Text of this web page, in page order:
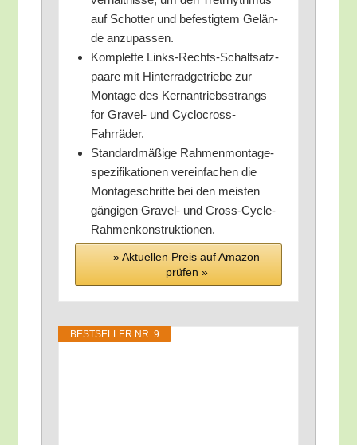
auf Schot­ter und befes­tig­tem Gelän­
de anzupassen.
Kom­plet­te Links-Rechts-Schalt­satz­
paa­re mit Hin­ter­rad­ge­trie­be zur
Mon­ta­ge des Kern­an­triebs­strangs
for Gra­vel- und Cyclocross-
Fahrräder.
Stan­dard­mä­ßi­ge Rah­men­mon­ta­ge­
spe­zi­fi­ka­tio­nen ver­ein­fa­chen die
Mon­ta­ge­schrit­te bei den meis­ten
gän­gi­gen Gra­vel- und Cross-Cycle-
Rahmenkonstruktionen.
» Aktu­el­len Preis auf Ama­zon
prü­fen »
BEST­SEL­LER NR. 9